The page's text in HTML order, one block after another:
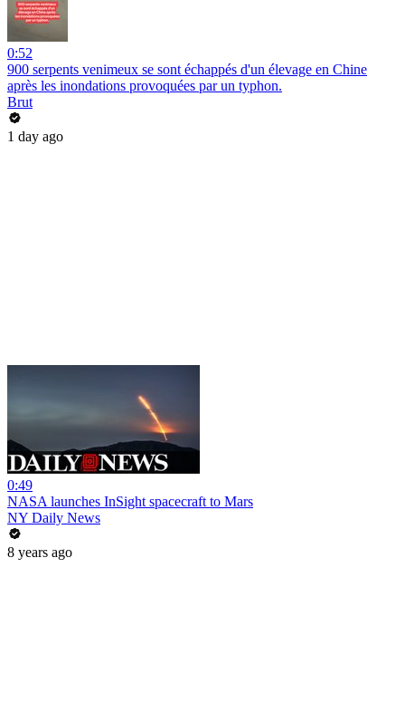
0:52
900 serpents venimeux se sont échappés d'un élevage en Chine
après les inondations provoquées par un typhon.
Brut
1 day ago
0:49
NASA launches InSight spacecraft to Mars
NY Daily News
8 years ago